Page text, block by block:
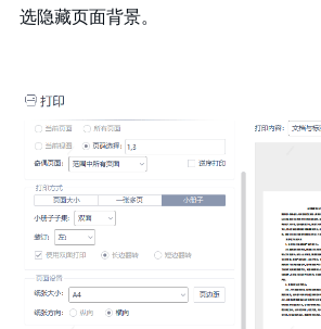
选隐藏页面背景。